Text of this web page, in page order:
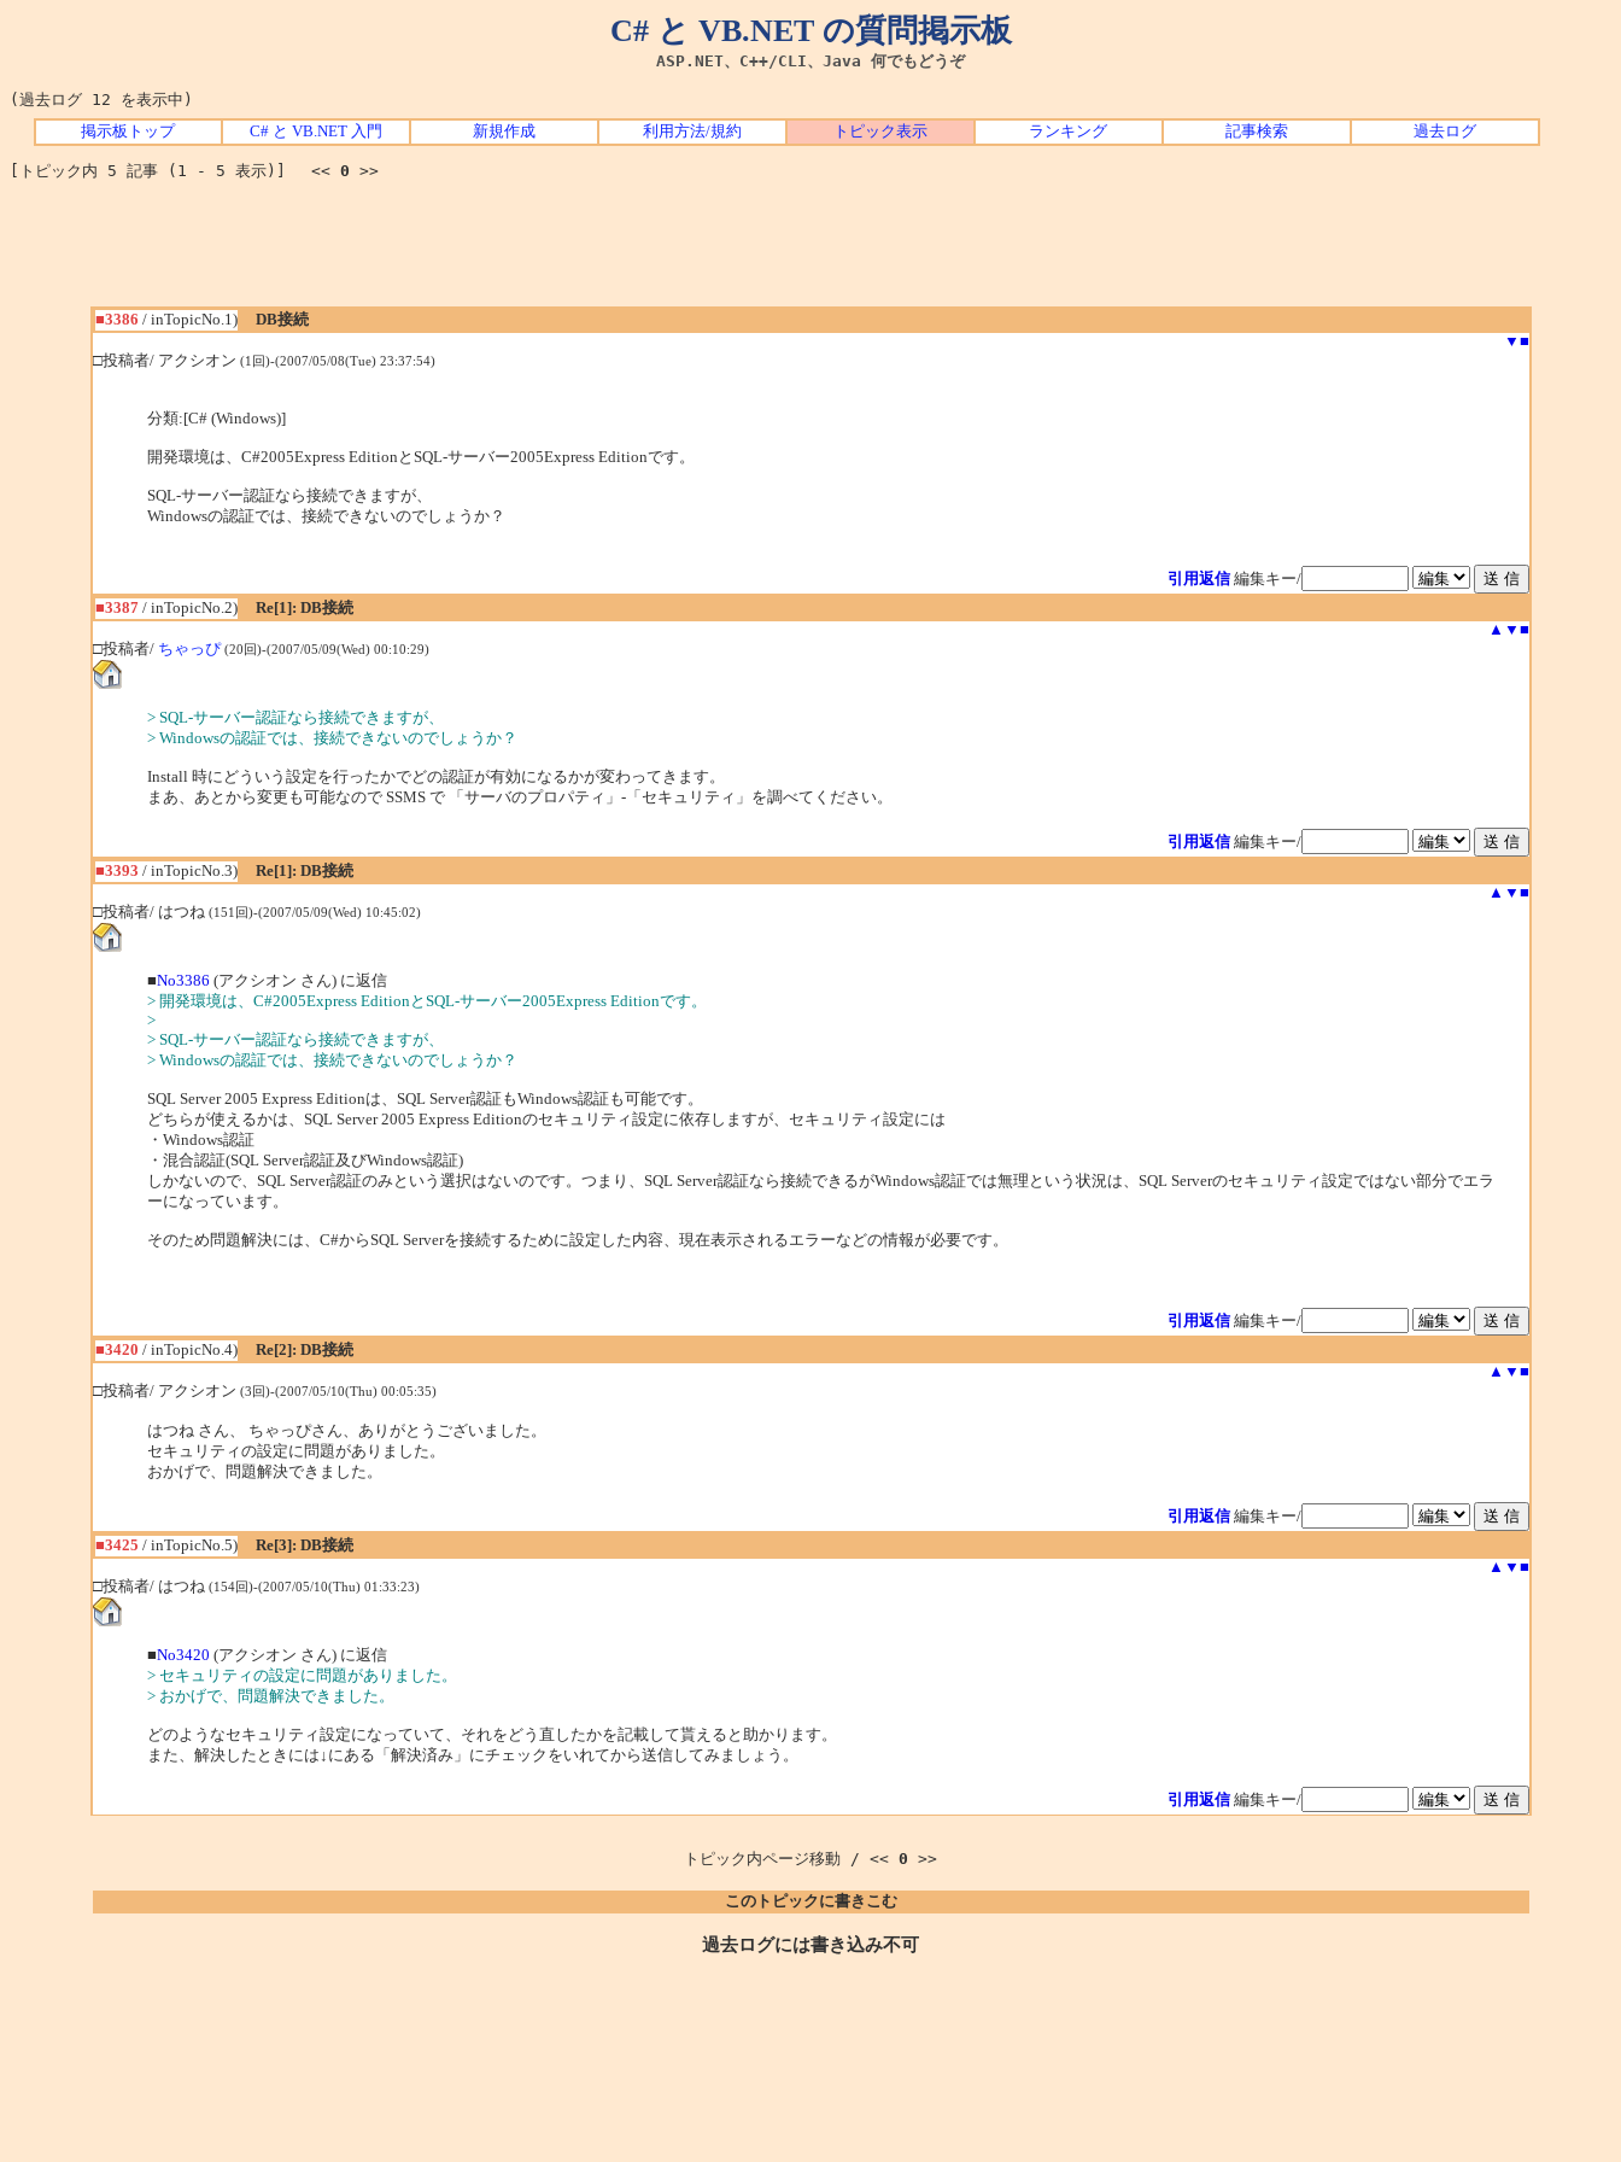
C# と VB.NET の質問掲示板
ASP.NET、C++/CLI、Java 何でもどうぞ
(過去ログ 12 を表示中)
掲示板トップ C# と VB.NET 入門 新規作成 利用方法/規約 トピック表示 ランキング 記事検索 過去ログ
[トピック内 5 記事 (1 - 5 表示)] << 0 >>
■3386 / inTopicNo.1)
DB接続
▼ ■
□投稿者/ アクシオン (1回)-(2007/05/08(Tue) 23:37:54)
分類:[C# (Windows)]
開発環境は、C#2005Express EditionとSQL-サーバー2005Express Editionです。
SQL-サーバー認証なら接続できますが、
Windowsの認証では、接続できないのでしょうか？
引用返信 編集キー/
■3387/ inTopicNo.2)
Re[1]: DB接続
▲ ▼ ■
□投稿者/ ちゃっぴ (20回)-(2007/05/09(Wed) 00:10:29)
> SQL-サーバー認証なら接続できますが、
> Windowsの認証では、接続できないのでしょうか？
Install 時にどういう設定を行ったかでどの認証が有効になるかが変わってきます。
まあ、あとから変更も可能なので SSMS で 「サーバのプロパティ」-「セキュリティ」を調べてください。
引用返信 編集キー/
■3393 / inTopicNo.3)
Re[1]: DB接続
▲ ▼ ■
□投稿者/ はつね (151回)-(2007/05/09(Wed) 10:45:02)
■No3386 (アクシオン さん) に返信
> 開発環境は、C#2005Express EditionとSQL-サーバー2005Express Editionです。
>
> SQL-サーバー認証なら接続できますが、
> Windowsの認証では、接続できないのでしょうか？
SQL Server 2005 Express Editionは、SQL Server認証もWindows認証も可能です。
どちらが使えるかは、SQL Server 2005 Express Editionのセキュリティ設定に依存しますが、セキュリティ設定には
・Windows認証
・混合認証(SQL Server認証及びWindows認証)
しかないので、SQL Server認証のみという選択はないのです。つまり、SQL Server認証なら接続できるがWindows認証では無理という状況は、SQL Serverのセキュリティ設定ではない部分でエラ
ーになっています。
そのため問題解決には、C#からSQL Serverを接続するために設定した内容、現在表示されるエラーなどの情報が必要です。
引用返信 編集キー/
■3420 / inTopicNo.4)
Re[2]: DB接続
▲ ▼ ■
□投稿者/ アクシオン (3回)-(2007/05/10(Thu) 00:05:35)
はつね さん、 ちゃっぴさん、ありがとうございました。
セキュリティの設定に問題がありました。
おかげで、問題解決できました。
引用返信 編集キー/
■3425 / inTopicNo.5)
Re[3]: DB接続
▲ ▼ ■
□投稿者/ はつね (154回)-(2007/05/10(Thu) 01:33:23)
■No3420 (アクシオン さん) に返信
> セキュリティの設定に問題がありました。
> おかげで、問題解決できました。
どのようなセキュリティ設定になっていて、それをどう直したかを記載して貰えると助かります。
また、解決したときには↓にある「解決済み」にチェックをいれてから送信してみましょう。
引用返信 編集キー/
トピック内ページ移動 / << 0 >>
このトピックに書きこむ
過去ログには書き込み不可